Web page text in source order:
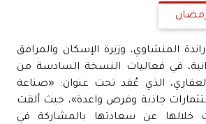
المنشاوي، وزيرة الإسكان والمرافق
في فعاليات النسخة السادسة من
العقاري، الذي عُقد تحت عنوان: «صناعة
جاذبة وفرص واعدة»، حيث ألقت
خلالها عن سعادتها بالمشاركة في